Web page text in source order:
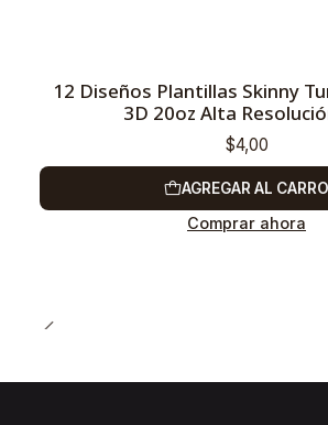
12 Diseños Plantillas Skinny
3D 20oz Alta
$4,00
AGREGAR AL CARRO
Comprar ahora